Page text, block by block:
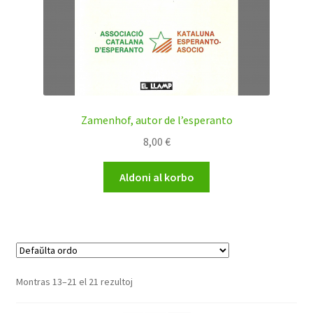
Zamenhof, autor de l’esperanto
8,00 €
Aldoni al korbo
Montras 13–21 el 21 rezultoj